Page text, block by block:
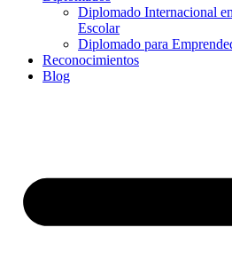
Diplomado Internacional
Escolar
Diplomado para
Reconocimientos
Blog